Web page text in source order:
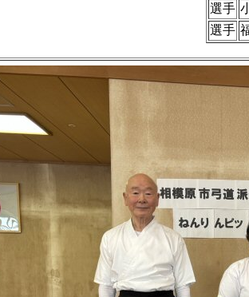
選手
選手